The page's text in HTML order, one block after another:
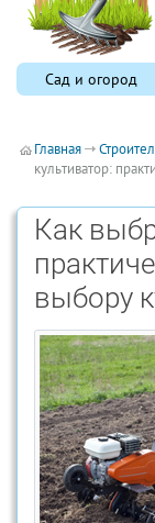
Сад и огород
Главная
культиватор:
Как
выбору